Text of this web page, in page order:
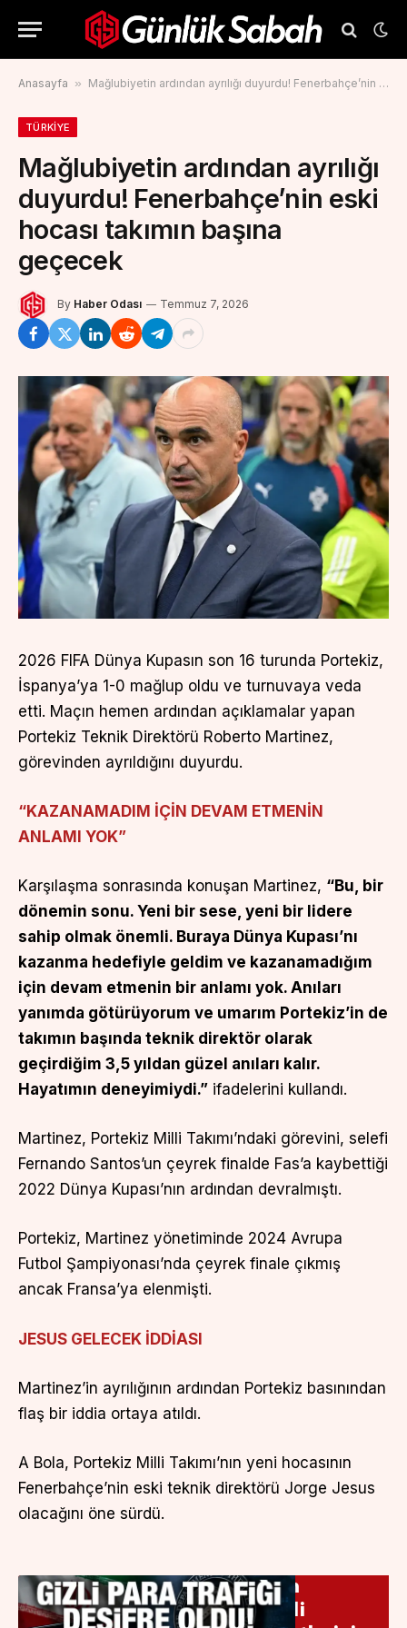
Anasayfa » Mağlubiyetin ardından ayrılığı duyurdu! Fenerbahçe’nin eski hocası takımın başına geçecek
TÜRKIYE
Mağlubiyetin ardından ayrılığı
duyurdu! Fenerbahçe’nin eski
hocası takımın başına
geçecek
By Haber Odası Temmuz 7, 2026
2026 FIFA Dünya Kupasın son 16 turunda Portekiz,
İspanya’ya 1-0 mağlup oldu ve turnuvaya veda
etti. Maçın hemen ardından açıklamalar yapan
Portekiz Teknik Direktörü Roberto Martinez,
görevinden ayrıldığını duyurdu.
“KAZANAMADIM İÇİN DEVAM ETMENİN
ANLAMI YOK”
Karşılaşma sonrasında konuşan Martinez, “Bu, bir
dönemin sonu. Yeni bir sese, yeni bir lidere
sahip olmak önemli. Buraya Dünya Kupası’nı
kazanma hedefiyle geldim ve kazanamadığım
için devam etmenin bir anlamı yok. Anıları
yanımda götürüyorum ve umarım Portekiz’in de
takımın başında teknik direktör olarak
geçirdiğim 3,5 yıldan güzel anıları kalır.
Hayatımın deneyimiydi.” ifadelerini kullandı.
Martinez, Portekiz Milli Takımı’ndaki görevini, selefi
Fernando Santos’un çeyrek finalde Fas’a kaybettiği
2022 Dünya Kupası’nın ardından devralmıştı.
Portekiz, Martinez yönetiminde 2024 Avrupa
Futbol Şampiyonası’nda çeyrek finale çıkmış
ancak Fransa’ya elenmişti.
JESUS GELECEK İDDİASI
Martinez’in ayrılığının ardından Portekiz basınından
flaş bir iddia ortaya atıldı.
A Bola, Portekiz Milli Takımı’nın yeni hocasının
Fenerbahçe’nin eski teknik direktörü Jorge Jesus
olacağını öne sürdü.